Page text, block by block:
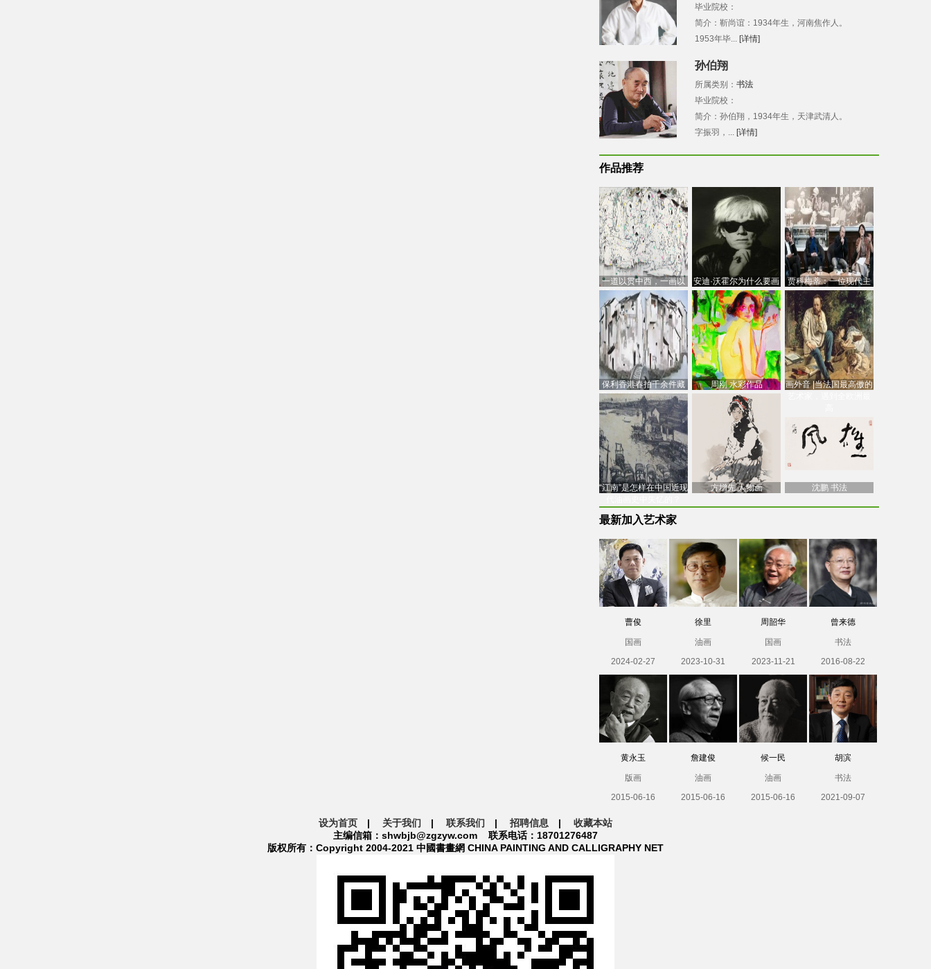
毕业院校：
简介：靳尚谊：1934年生，河南焦作人。
1953年毕... [详情]
孙伯翔
所属类别： 书法
毕业院校：
简介：孙伯翔，1934年生，天津武清人。
字振羽，... [详情]
作品推荐
一道以贯中西，一画以
通古今：吴冠中的绘画
创
安迪·沃霍尔为什么要画
芭比
贾科梅蒂：一位现代主
义的“当代”艺术家
保利香港春拍千余件藏
品估价逾7亿港元，吴冠
中
周刚 水彩作品
画外音 |当法国最高傲的
“江南”是怎样在中国近现
方增先 人物画 沈鹏 书法
最新加入艺术家
曹俊
国画
2024-02-27
徐里
油画
2023-10-31
周韶华
国画
2023-11-21
曾来德
书法
2016-08-22
黄永玉
版画
2015-06-16
詹建俊
油画
2015-06-16
候一民
油画
2015-06-16
胡滨
书法
2021-09-07
设为首页 | 关于我们 | 联系我们 | 招聘信息 | 收藏本站
主编信箱：shwbjb@zgzyw.com 联系电话：18701276487
版权所有：Copyright 2004-2021 中國書畫網 CHINA PAINTING AND CALLIGRAPHY NET